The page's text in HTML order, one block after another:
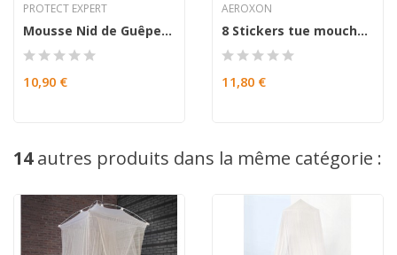
PROTECT EXPERT
Mousse Nid de Guêpes & Frelons
10,90 €
AEROXON
8 Stickers tue mouche avec insecticide et...
11,80 €
14autres produits dans la même catégorie :